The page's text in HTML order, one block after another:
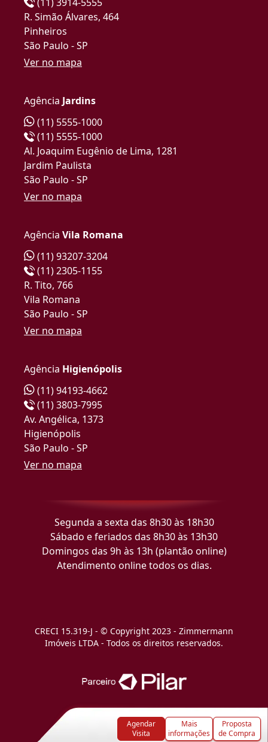
Agendar
Visita
Mais
informações
Proposta
de Compra
R. Simão Álvares, 464
Pinheiros
São Paulo - SP
Ver no mapa
Agência Jardins
(11) 5555-1000
(11) 5555-1000
Al. Joaquim Eugênio de Lima, 1281
Jardim Paulista
São Paulo - SP
Ver no mapa
Agência Vila Romana
(11) 93207-3204
(11) 2305-1155
R. Tito, 766
Vila Romana
São Paulo - SP
Ver no mapa
Agência Higienópolis
(11) 94193-4662
(11) 3803-7995
Av. Angélica, 1373
Higienópolis
São Paulo - SP
Ver no mapa
Segunda a sexta das 8h30 às 18h30
Sábado e feriados das 8h30 às 13h30
Domingos das 9h às 13h (plantão online)
Atendimento online todos os dias.
CRECI 15.319-J - © Copyright 2023 - Zimmermann
Imóveis LTDA - Todos os direitos reservados.